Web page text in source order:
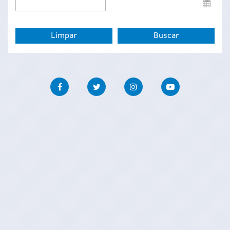
de
FacebookTwitter InstagramYoutube